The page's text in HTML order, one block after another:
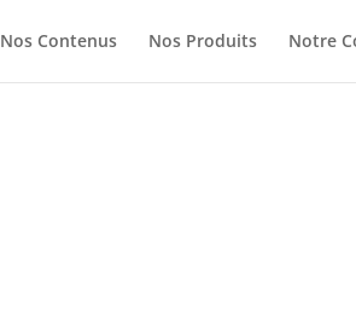
Nos Contenus Nos Produits Notre